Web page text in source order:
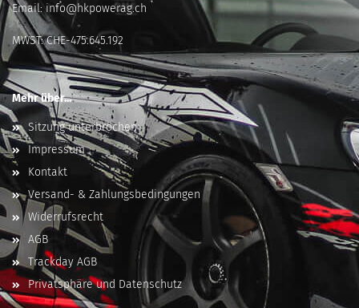
Email:info@hkpowerag.ch
MWST: CHE-475.645.192
Mehr über...
Sitzung unterbrochen
Impressum
Kontakt
Versand- & Zahlungsbedingungen
Widerrufsrecht
AGB
Trackday AGB
Privatsphäre und Datenschutz